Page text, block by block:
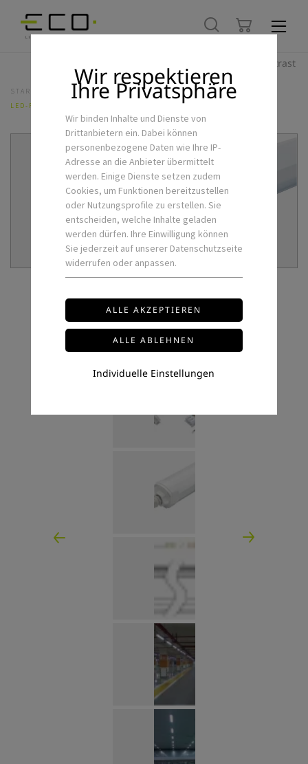
Hoher Kontrast
STARTSEITE
ALLE PRODUKTE
LED-FEUCHTRAUMLEUCHTE INDU 1200MM 40W
Wir respektieren
Ihre Privatsphäre
Wir binden Inhalte und Dienste von
Drittanbietern ein. Dabei können
personenbezogene Daten wie Ihre IP-
Adresse an die Anbieter übermittelt
werden. Einige Dienste setzen zudem
Cookies, um Funktionen bereitzustellen
oder Nutzungsprofile zu erstellen. Sie
entscheiden, welche Inhalte geladen
werden dürfen. Ihre Einwilligung können
Sie jederzeit auf unserer Datenschutzseite
widerrufen oder anpassen.
Individuelle Einstellungen